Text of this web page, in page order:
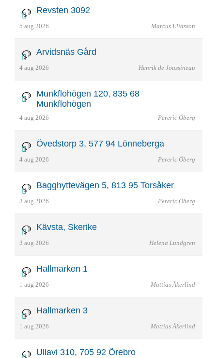
Revsten 3092
5 aug 2026 Marcus Eliasson
Arvidsnäs Gård
4 aug 2026 Henrik de Joussineau
Munkflohögen 120, 835 68
Munkflohögen
4 aug 2026 Pereric Öberg
Övedstorp 3, 577 94 Lönneberga
4 aug 2026 Pereric Öberg
Bagghyttevägen 5, 813 95 Torsåker
3 aug 2026 Pereric Öberg
Kävsta, Skerike
3 aug 2026 Helena Lundgren
Hallmarken 1
1 aug 2026 Mattias Åkerlind
Hallmarken 3
1 aug 2026 Mattias Åkerlind
Ullavi 310, 705 92 Örebro